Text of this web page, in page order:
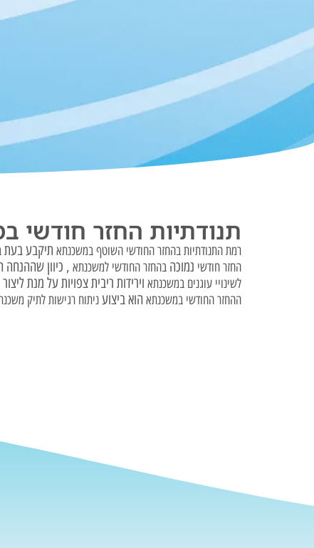
תנודתיות החזר חודשי
רמת התנודתיות בהחזר החודשי השוטף במשכנתא תיקבע בעת
החזר חודשי נמוכה בהחזר החודשי למשכנתא , כיוון שההנחה
לשינויי עוגנים במשכנתא וירידות ריבית צפויות על מנת ליצור
ההחזר החודשי במשכנתא הוא ביצועניתוח רגישות לתיק